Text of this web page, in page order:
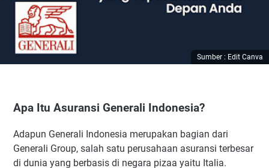
Sumber : Edit Canva
Apa Itu Asuransi Generali Indonesia?
Adapun Generali Indonesia merupakan bagian dari
Generali Group, salah satu perusahaan asuransi terbesar
di dunia yang berbasis di negara pizaa yaitu Italia.